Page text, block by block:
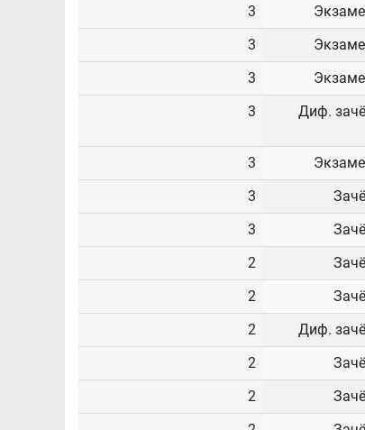
3
3
3
Диф.
3
3
3
3
2
2
Диф.
2
2
2